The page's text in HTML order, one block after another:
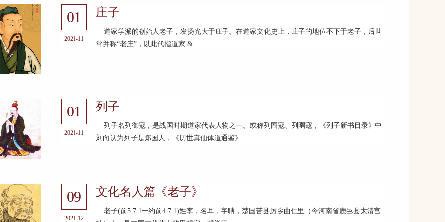
01
2021-11
庄子
道家学派的创始人老子，发扬光大于庄子。在道家文化史上，庄子的地位不下于老子，后世
常并称“老庄”，以此代指道家 &···
01
2021-11
列子
列子名列御寇，是战国时期道家代表人物之一。或称列圄寇、列圉寇，《列子新书目录》中
刘向认为列子是郑国人，《历世真仙体道通鉴》···
09
2021-12
文化名人篇《老子》
老子(前5 7 1一约前4 7 1)姓李，名耳，字聃，楚国苦县厉乡曲仁里（今河南省鹿邑县太清宫